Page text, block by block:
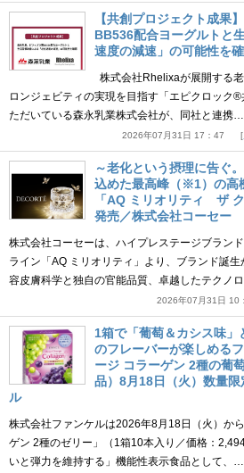
【共創プロジェクト成果
BB536配合ヨーグルトと
速度の減速」の可能性を
株式会社Rhelixaが展開する
ロンジェビティの実現を目指す「エピクロック
ただいている森永乳業株式会社が、同社と連携
2026年07月31日 17：47
～老化という摂理に告ぐ
込めた最高峰（※1）の高
「AQ ミリオリティ ザ
発売／株式会社コーセー
株式会社コーセーは、ハイプレステージブラン
ライン「AQ ミリオリティ」より、ブランド誕
容皮膚科学と独自の官能品質、卓越したテクノ
2026年07月31日 10
1箱で「葡萄＆カシス味
のフレーバーが楽しめる
ージ コラーゲン 2種の葡
品）8月18日（火）数量
ル
株式会社ファンケルは2026年8月18日（火）か
ゲン 2種のゼリー」（1箱10本入り／価格：
いと弾力を維持する」機能性表示食品として、